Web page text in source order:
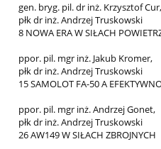
gen. bryg. pil. dr inż. Krzysztof Cur,
płk dr inż. Andrzej Truskowski
8 NOWA ERA W SIŁACH
ppor. pil. mgr inż. Jakub Kromer,
płk dr inż. Andrzej Truskowski
15 SAMOLOT FA-50 A
ppor. pil. mgr inż. Andrzej Gonet,
płk dr inż. Andrzej Truskowski
26 AW149 W SIŁACH ZBROJNYCH